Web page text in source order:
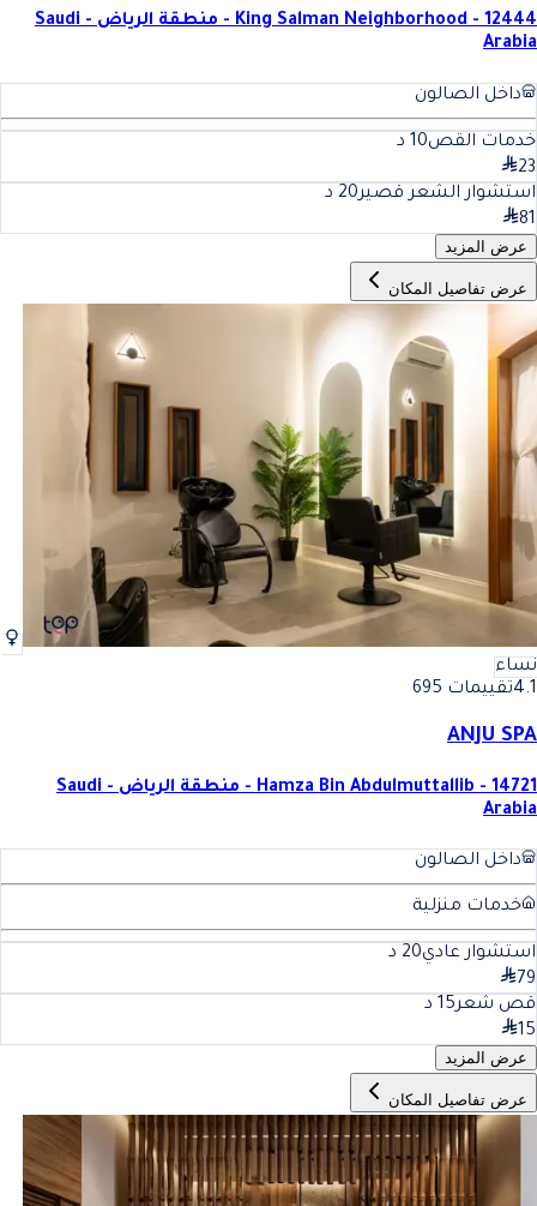
King Salman Neighborhood - 12444 - منطقة الرياض - Saudi
Arabia
داخل الصالون
خدمات القص10 د
23
استشوار الشعر قصير20 د
81
عرض المزيد
عرض تفاصيل المكان
نساء
4.1تقييمات 695
ANJU SPA
Hamza Bin Abdulmuttallib - 14721 - منطقة الرياض - Saudi
Arabia
داخل الصالون
خدمات منزلية
استشوار عادي20 د
79
قص شعر15 د
15
عرض المزيد
عرض تفاصيل المكان